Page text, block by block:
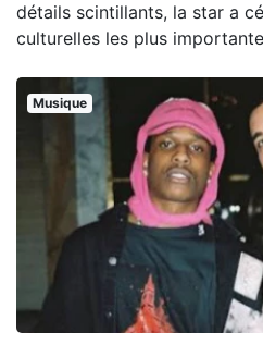
détails scintillants, la star a
culturelles les plus
Musique